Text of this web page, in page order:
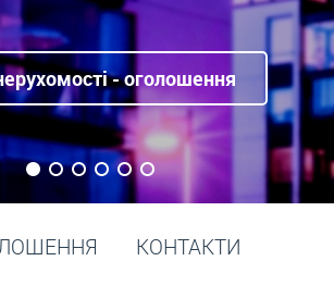
- оголошення
КОНТАКТИ